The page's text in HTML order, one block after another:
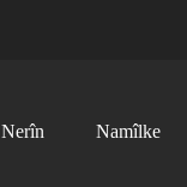
Nerîn Namîlke